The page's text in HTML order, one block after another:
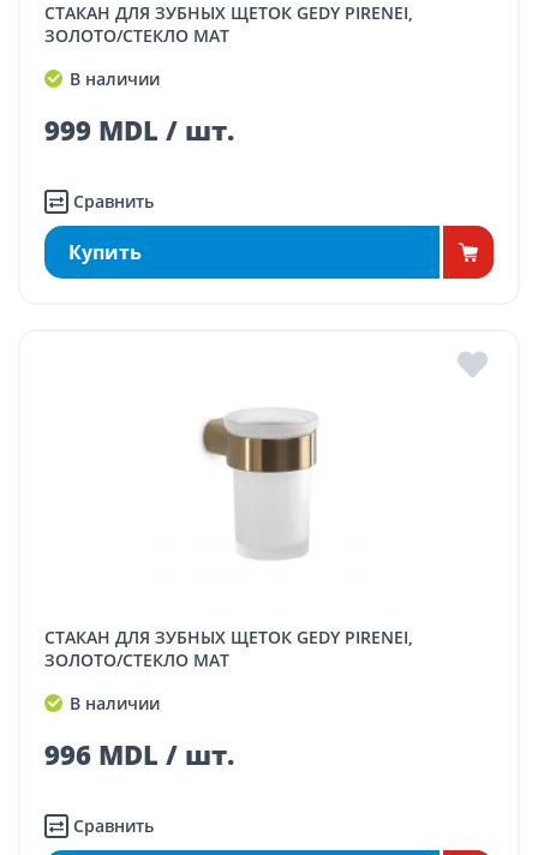
СТАКАН ДЛЯ ЗУБНЫХ ЩЕТОК GEDY PIRENEI,
ЗОЛОТО/СТЕКЛО МАТ
В наличии
999 MDL / шт.
Сравнить
Купить
СТАКАН ДЛЯ ЗУБНЫХ ЩЕТОК GEDY PIRENEI,
ЗОЛОТО/СТЕКЛО МАТ
В наличии
996 MDL / шт.
Сравнить